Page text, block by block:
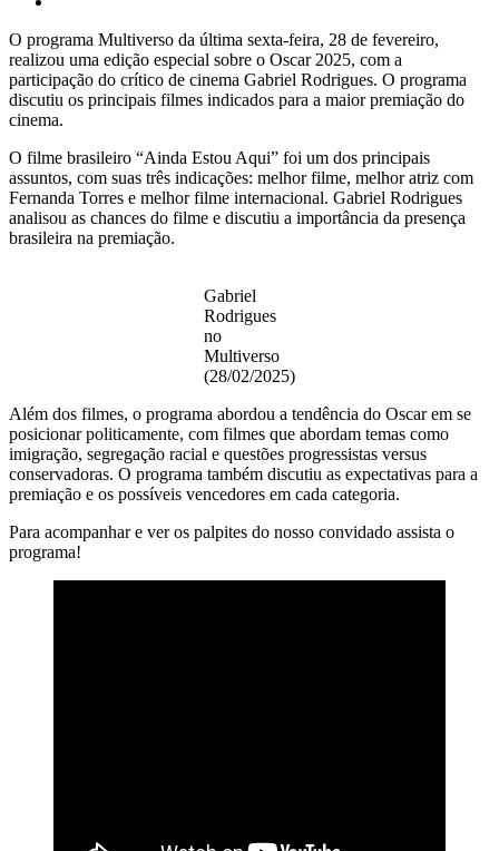
O programa Multiverso da última sexta-feira, 28 de fevereiro,
realizou uma edição especial sobre o Oscar 2025, com a
participação do crítico de cinema Gabriel Rodrigues. O programa
discutiu os principais filmes indicados para a maior premiação do
cinema.
O filme brasileiro “Ainda Estou Aqui” foi um dos principais
assuntos, com suas três indicações: melhor filme, melhor atriz com
Fernanda Torres e melhor filme internacional. Gabriel Rodrigues
analisou as chances do filme e discutiu a importância da presença
brasileira na premiação.
Gabriel
Rodrigues
no
Multiverso
(28/02/2025)
Além dos filmes, o programa abordou a tendência do Oscar em se
posicionar politicamente, com filmes que abordam temas como
imigração, segregação racial e questões progressistas versus
conservadoras. O programa também discutiu as expectativas para a
premiação e os possíveis vencedores em cada categoria.
Para acompanhar e ver os palpites do nosso convidado assista o
programa!